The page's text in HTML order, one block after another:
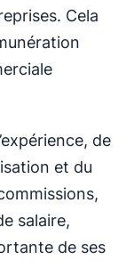
Cela
de
et du
salaire,
de ses